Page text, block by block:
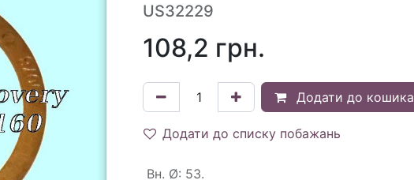
US32229
108,2 грн.
Додати до кошика
Додати до списку побажань
Вн. Ø: 53.